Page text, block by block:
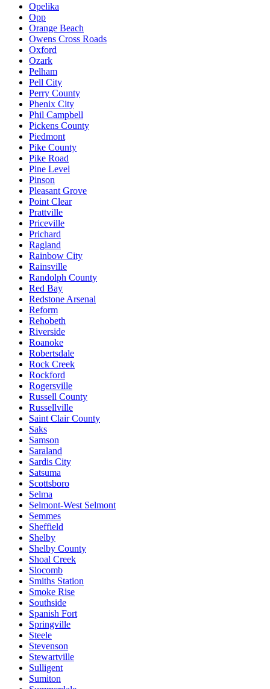
Opelika
Opp
Orange Beach
Owens Cross Roads
Oxford
Ozark
Pelham
Pell City
Perry County
Phenix City
Phil Campbell
Pickens County
Piedmont
Pike County
Pike Road
Pine Level
Pinson
Pleasant Grove
Point Clear
Prattville
Priceville
Prichard
Ragland
Rainbow City
Rainsville
Randolph County
Red Bay
Redstone Arsenal
Reform
Rehobeth
Riverside
Roanoke
Robertsdale
Rock Creek
Rockford
Rogersville
Russell County
Russellville
Saint Clair County
Saks
Samson
Saraland
Sardis City
Satsuma
Scottsboro
Selma
Selmont-West Selmont
Semmes
Sheffield
Shelby
Shelby County
Shoal Creek
Slocomb
Smiths Station
Smoke Rise
Southside
Spanish Fort
Springville
Steele
Stevenson
Stewartville
Sulligent
Sumiton